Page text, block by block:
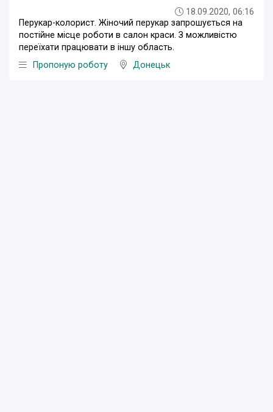
18.09.2020, 06:16
Перукар-колорист. Жіночий перукар запрошується на
постійне місце роботи в салон краси. З можливістю
переїхати працювати в іншу область.
Пропоную роботу
Донецьк